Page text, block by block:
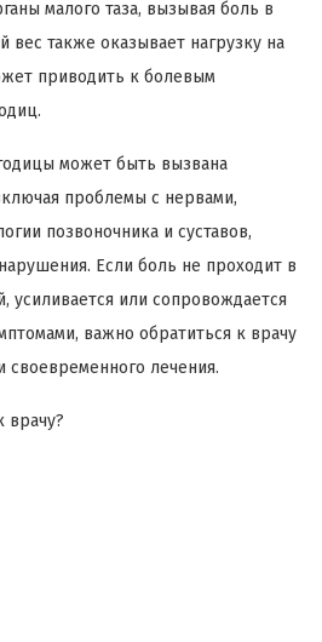
малого таза, вызывая боль в
вес также оказывает нагрузку на
приводить к болевым
может быть вызвана
проблемы с нервами,
позвоночника и суставов,
Если боль не проходит в
усиливается или сопровождается
важно обратиться к врачу
своевременного лечения.
врачу?